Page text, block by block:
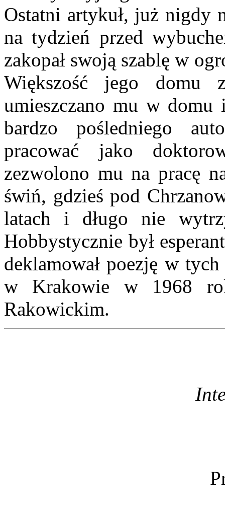
Ostatni artykuł, już nigdy
na tydzień przed
zakopał swoją szablę w
Większość jego domu
umieszczano mu w
bardzo pośledniego
pracować jako
zezwolono mu na pracę
świń, gdzieś pod
latach i długo nie
Hobbystycznie był
deklamował poezję w
w Krakowie w 1968
Rakowickim.